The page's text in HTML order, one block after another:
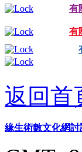
有
有
返回首
緣生術數文化網討